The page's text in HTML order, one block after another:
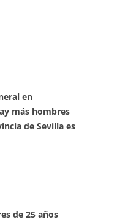
en
más hombres
de Sevilla es
de 25 años